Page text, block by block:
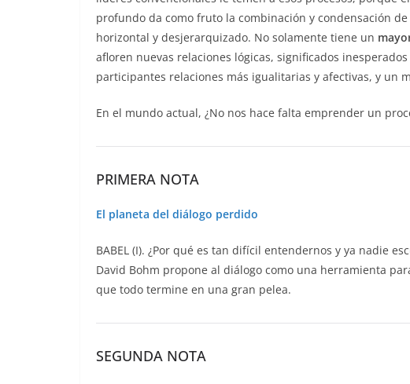
profundo da como fruto la combinación y condensación
horizontal y desjerarquizado. No solamente tiene un
afloren nuevas relaciones lógicas, significados
participantes relaciones más igualitarias y afectivas, y un
En el mundo actual, ¿No nos hace falta emprender un
PRIMERA NOTA
El planeta del diálogo perdido
BABEL (I). ¿Por qué es tan difícil entendernos y ya nadie
David Bohm propone al diálogo como una herramienta
que todo termine en una gran pelea.
SEGUNDA NOTA